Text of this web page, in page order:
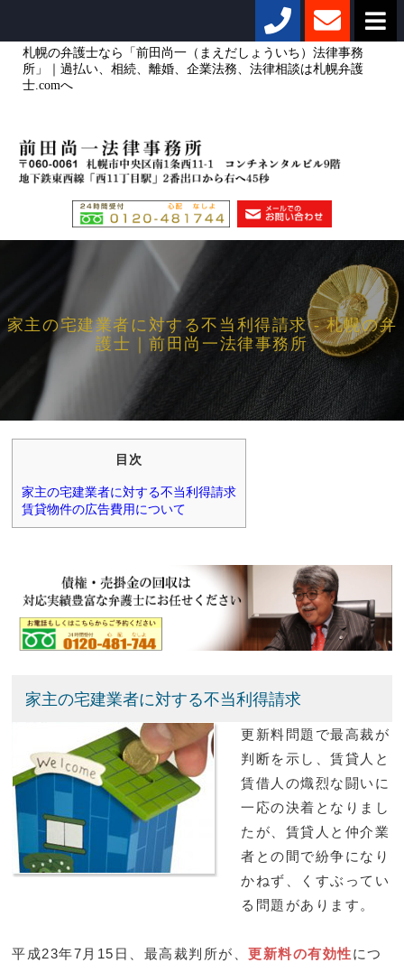
札幌の弁護士なら「前田尚一（まえだしょういち）法律事務
所」｜過払い、相続、離婚、企業法務、法律相談は札幌弁護
士.comへ
家主の宅建業者に対する不当利得請求 - 札幌の弁
護士｜前田尚一法律事務所
目次
家主の宅建業者に対する不当利得請求
賃貸物件の広告費用について
家主の宅建業者に対する不当利得請求
更新料問題で最高裁が
判断を示し、賃貸人と
賃借人の熾烈な闘いに
一応の決着となりまし
たが、賃貸人と仲介業
者との間で紛争になり
かねず、くすぶってい
る問題があります。
平成23年7月15日、最高裁判所が、更新料の有効性につ